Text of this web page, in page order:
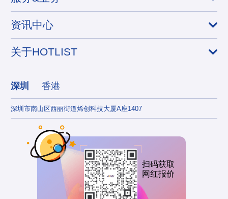
资讯中心
关于HOTLIST
深圳 香港
深圳市南山区西丽街道烯创科技大厦A座1407
扫码获取
网红报价